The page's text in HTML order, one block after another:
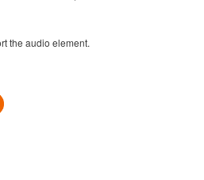
the audio element.